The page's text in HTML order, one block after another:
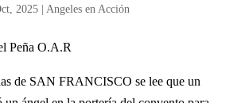
2025| Angeles en Acción
Peña O.A.R
de SAN FRANCISCO se lee que un